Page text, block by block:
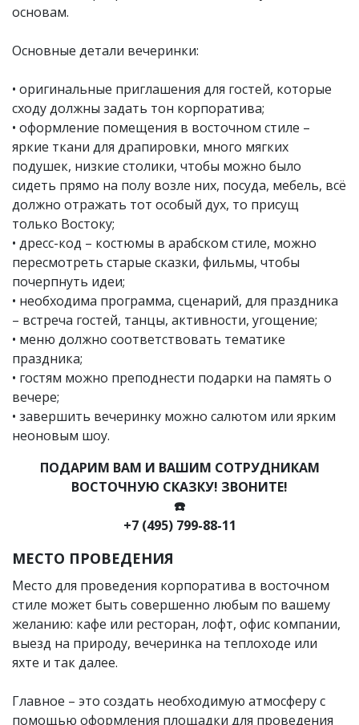
основам.
Основные детали вечеринки:
• оригинальные приглашения для гостей, которые
сходу должны задать тон корпоратива;
• оформление помещения в восточном стиле –
яркие ткани для драпировки, много мягких
подушек, низкие столики, чтобы можно было
сидеть прямо на полу возле них, посуда, мебель, всё
должно отражать тот особый дух, то присущ
только Востоку;
• дресс-код – костюмы в арабском стиле, можно
пересмотреть старые сказки, фильмы, чтобы
почерпнуть идеи;
• необходима программа, сценарий, для праздника
– встреча гостей, танцы, активности, угощение;
• меню должно соответствовать тематике
праздника;
• гостям можно преподнести подарки на память о
вечере;
• завершить вечеринку можно салютом или ярким
неоновым шоу.
ПОДАРИМ ВАМ И ВАШИМ СОТРУДНИКАМ
ВОСТОЧНУЮ СКАЗКУ! ЗВОНИТЕ!
☎️
+7 (495) 799-88-11
МЕСТО ПРОВЕДЕНИЯ
Место для проведения корпоратива в восточном
стиле может быть совершенно любым по вашему
желанию: кафе или ресторан, лофт, офис компании,
выезд на природу, вечеринка на теплоходе или
яхте и так далее.
Главное – это создать необходимую атмосферу с
помощью оформления площадки для проведения